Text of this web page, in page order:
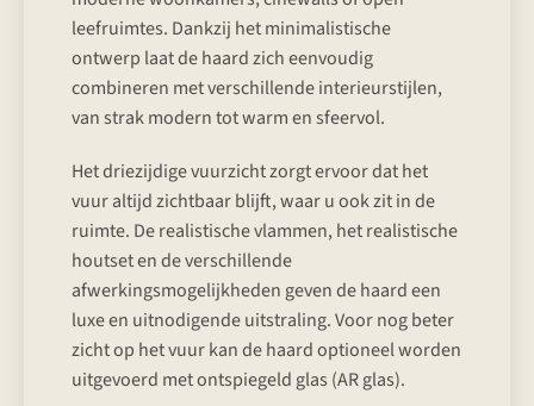
leefruimtes. Dankzij het minimalistische
ontwerp laat de haard zich eenvoudig
combineren met verschillende interieurstijlen,
van strak modern tot warm en sfeervol.
Het driezijdige vuurzicht zorgt ervoor dat het
vuur altijd zichtbaar blijft, waar u ook zit in de
ruimte. De realistische vlammen, het realistische
houtset en de verschillende
afwerkingsmogelijkheden geven de haard een
luxe en uitnodigende uitstraling. Voor nog beter
zicht op het vuur kan de haard optioneel worden
uitgevoerd met ontspiegeld glas (AR glas).